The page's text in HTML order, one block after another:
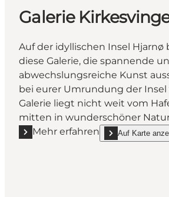
Galerie
Auf der idyllischen Insel Hjarnø
diese Galerie, die spannende
abwechslungsreiche Kunst
bei eurer Umrundung der Insel
Galerie liegt nicht weit vom
mitten in wunderschöner
Mehr erfahren
Mehr erfahren "GalerieAuf Karte
show Galerie